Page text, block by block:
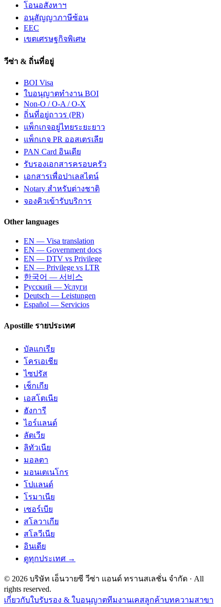
โอนอสังหาฯ
อนุสัญญาภาษีซ้อน
EEC
เขตเศรษฐกิจพิเศษ
วีซ่า & ถิ่นที่อยู่
BOI Visa
ใบอนุญาตทำงาน BOI
Non-O / O-A / O-X
ถิ่นที่อยู่ถาวร (PR)
แพ็กเกจอยู่ไทยระยะยาว
แพ็กเกจ PR ออสเตรเลีย
PAN Card อินเดีย
รับรองเอกสารครอบครัว
เอกสารเพื่อปาเลสไตน์
Notary สำหรับต่างชาติ
จองคิวเข้ารับบริการ
Other languages
EN — Visa translation
EN — Government docs
EN — DTV vs Privilege
EN — Privilege vs LTR
한국어 — 서비스
Русский — Услуги
Deutsch — Leistungen
Español — Servicios
Apostille รายประเทศ
บัลแกเรีย
โครเอเชีย
ไซปรัส
เช็กเกีย
เอสโตเนีย
ฮังการี
ไอร์แลนด์
ลัตเวีย
ลิทัวเนีย
มอลตา
มอนเตเนโกร
โปแลนด์
โรมาเนีย
เซอร์เบีย
สโลวาเกีย
สโลวีเนีย
อินเดีย
ดูทุกประเทศ →
© 2026 บริษัท เอ็นวายซี วีซ่า แอนด์ ทรานสเลชั่น จำกัด · All
rights reserved.
เกี่ยวกับใบรับรอง & ใบอนุญาตทีมงานเคสลูกค้าบทความสาขา